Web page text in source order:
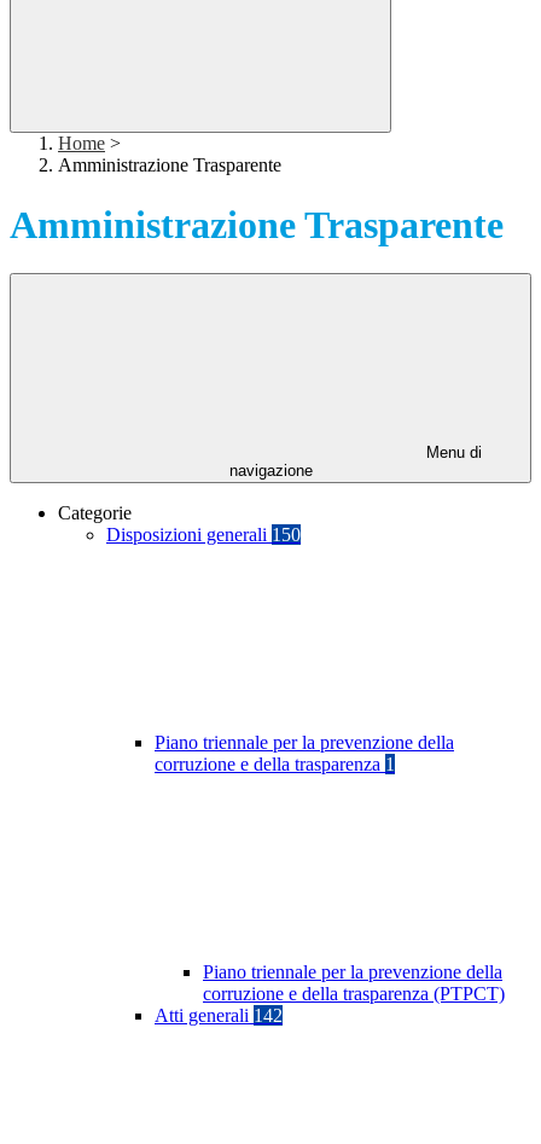
Home >
Amministrazione Trasparente
Amministrazione Trasparente
Menu di
navigazione
Categorie
Disposizioni generali 150
Piano triennale per la prevenzione della
corruzione e della trasparenza 1
Piano triennale per la prevenzione della
corruzione e della trasparenza (PTPCT)
Atti generali 142